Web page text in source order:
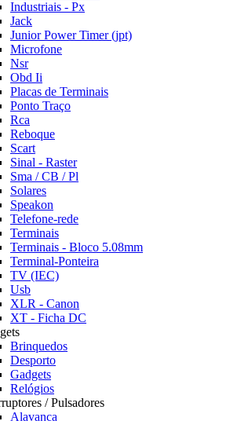
Industriais - Px
Jack
Junior Power Timer (jpt)
Microfone
Nsr
Obd Ii
Placas de Terminais
Ponto Traço
Rca
Reboque
Scart
Sinal - Raster
Sma / CB / Pl
Solares
Speakon
Telefone-rede
Terminais
Terminais - Bloco 5.08mm
Terminal-Ponteira
TV (IEC)
Usb
XLR - Canon
XT - Ficha DC
Brinquedos
Desporto
Gadgets
Relógios
/ Pulsadores
Alavanca